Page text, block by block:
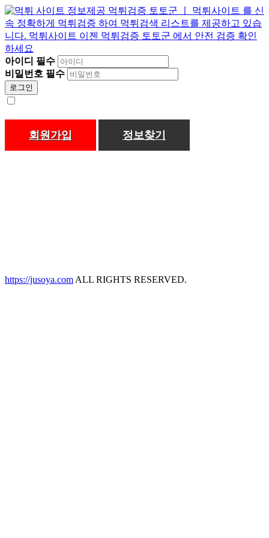
아이디 필수
비밀번호 필수
로그인
회원가입 정보찾기
https://jusoya.comALL RIGHTS RESERVED.